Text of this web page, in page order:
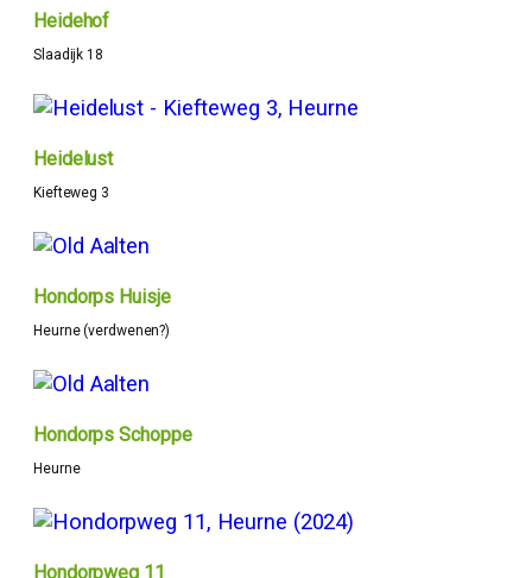
Heidehof
Slaadijk 18
Heidelust
Kiefteweg 3
Hondorps Huisje
Heurne (verdwenen?)
Hondorps Schoppe
Heurne
Hondorpweg 11